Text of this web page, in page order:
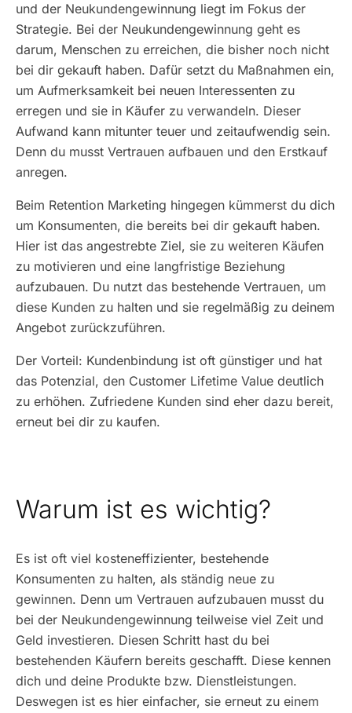
und der Neukundengewinnung liegt im Fokus der
Strategie. Bei der Neukundengewinnung geht es
darum, Menschen zu erreichen, die bisher noch nicht
bei dir gekauft haben. Dafür setzt du Maßnahmen ein,
um Aufmerksamkeit bei neuen Interessenten zu
erregen und sie in Käufer zu verwandeln. Dieser
Aufwand kann mitunter teuer und zeitaufwendig sein.
Denn du musst Vertrauen aufbauen und den Erstkauf
anregen.
Beim Retention Marketing hingegen kümmerst du dich
um Konsumenten, die bereits bei dir gekauft haben.
Hier ist das angestrebte Ziel, sie zu weiteren Käufen
zu motivieren und eine langfristige Beziehung
aufzubauen. Du nutzt das bestehende Vertrauen, um
diese Kunden zu halten und sie regelmäßig zu deinem
Angebot zurückzuführen.
Der Vorteil: Kundenbindung ist oft günstiger und hat
das Potenzial, den Customer Lifetime Value deutlich
zu erhöhen. Zufriedene Kunden sind eher dazu bereit,
erneut bei dir zu kaufen.
Warum ist es wichtig?
Es ist oft viel kosteneffizienter, bestehende
Konsumenten zu halten, als ständig neue zu
gewinnen. Denn um Vertrauen aufzubauen musst du
bei der Neukundengewinnung teilweise viel Zeit und
Geld investieren. Diesen Schritt hast du bei
bestehenden Käufern bereits geschafft. Diese kennen
dich und deine Produkte bzw. Dienstleistungen.
Deswegen ist es hier einfacher, sie erneut zu einem